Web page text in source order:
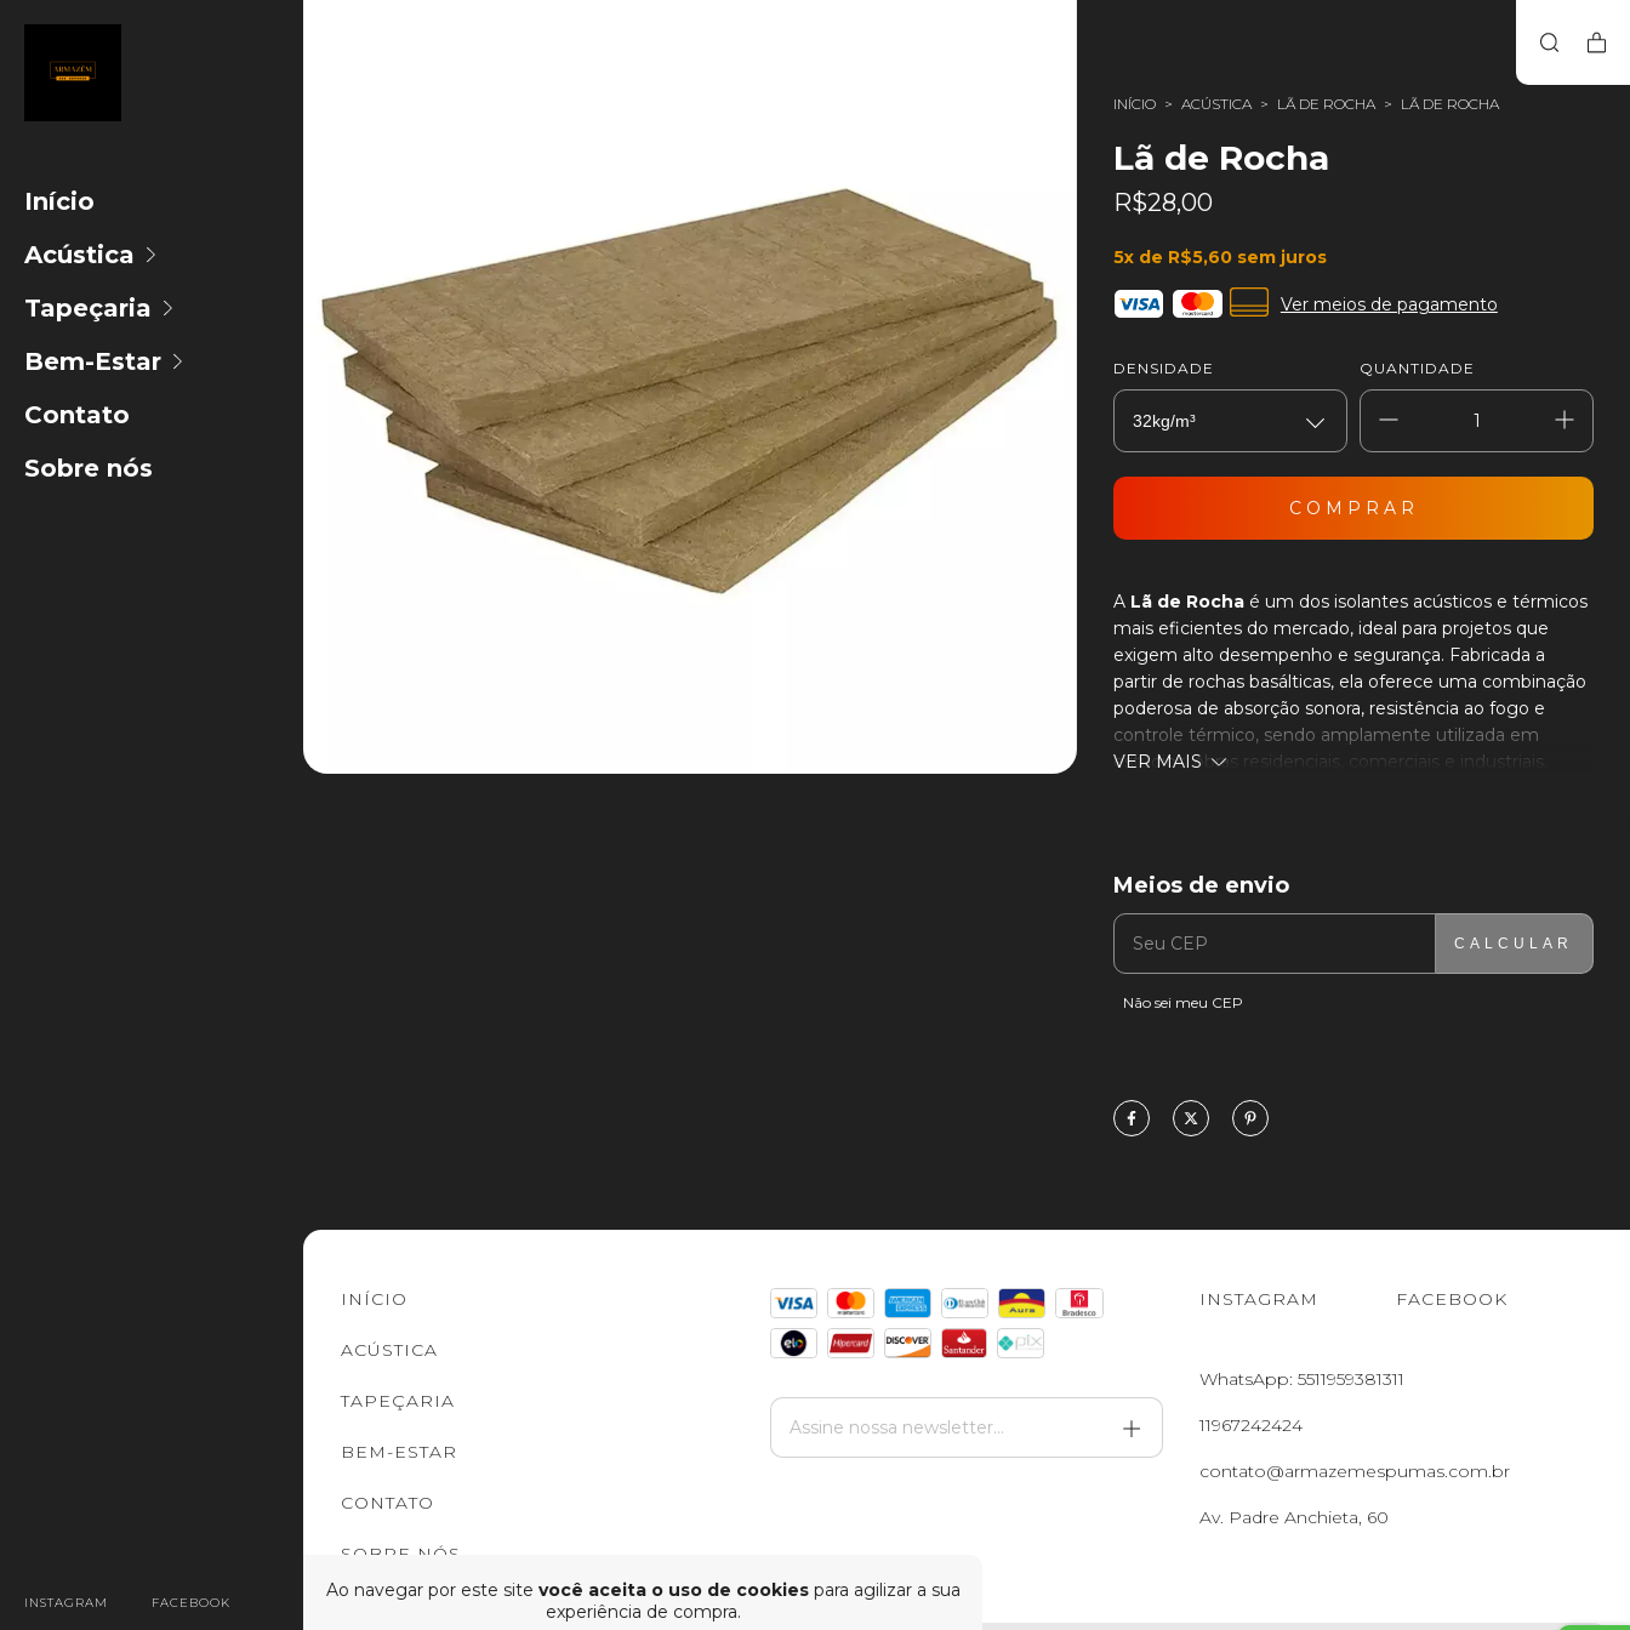
Início
Acústica
Tapeçaria
Bem-Estar
Contato
Sobre nós
INSTAGRAM FACEBOOK
Ao navegar por este site você aceita o uso de cookiespara agilizar a sua
experiência de compra.
INÍCIO > ACÚSTICA > LÃ DE ROCHA > LÃ DE ROCHA
Lã de Rocha
R$28,00
5x de R$5,60 sem juros
Ver meios de pagamento
DENSIDADE QUANTIDADE
A Lã de Rocha é um dos isolantes acústicos e térmicos
mais eficientes do mercado, ideal para projetos que
exigem alto desempenho e segurança. Fabricada a
partir de rochas basálticas, ela oferece uma combinação
poderosa de absorção sonora, resistência ao fogo e
controle térmico, sendo amplamente utilizada em
estúdios, obras residenciais, comerciais e industriais.
partículas finas, semelhantes a poeira mineral, que
podem incomodar ao toque ou quando inaladas. Use
EPI na sua aplicação.
VER MAIS
ENTREGAS PARA O CEP:
Meios de envio
CALCULAR
Não sei meu CEP
INÍCIO
ACÚSTICA
TAPEÇARIA
BEM-ESTAR
CONTATO
SOBRE NÓS
INSTAGRAM FACEBOOK
WhatsApp: 5511959381311
11967242424
contato@armazemespumas.com.br
Av. Padre Anchieta, 60